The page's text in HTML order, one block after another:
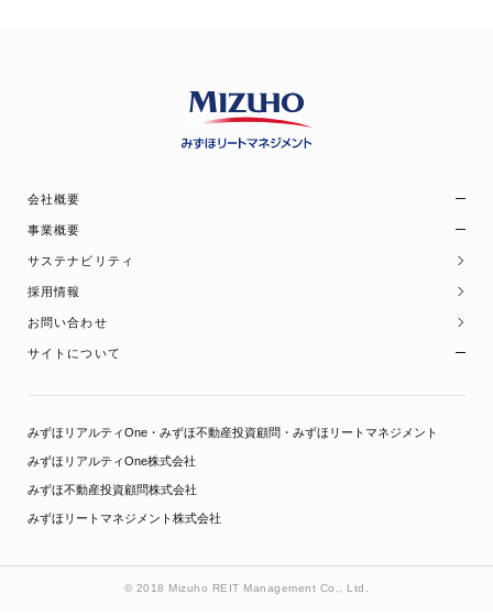
会社概要
ご挨拶
会社概要
アクセスマップ
組織図
事業概要
MREITとは
部門別役割
サステナビリティ
採用情報
お問い合わせ
サイトについて
利益相反取引方針の概要
みずほリアルティOne・みずほ不動産投資顧問・みずほリートマネジメント
みずほリアルティOne株式会社
みずほ不動産投資顧問株式会社
みずほリートマネジメント株式会社
© 2018 Mizuho REIT Management Co., Ltd.